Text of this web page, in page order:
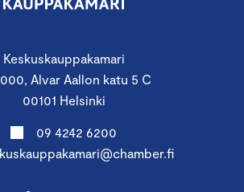
Keskuskauppakamari
Alvar Aallon katu 5 C
00101 Helsinki
09 4242 6200